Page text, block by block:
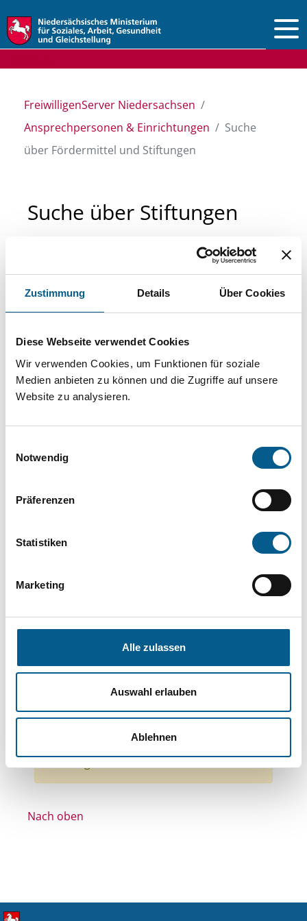
Zustimmung Details Über Cookies
Diese Webseite verwendet Cookies
Wir verwenden Cookies, um Funktionen für soziale
Medien anbieten zu können und die Zugriffe auf unsere
Website zu analysieren.
Notwendig
Präferenzen
Statistiken
Marketing
Alle zulassen
Auswahl erlauben
Ablehnen
FreiwilligenServer Niedersachsen
Ansprechpersonen & Einrichtungen
Suche
über Fördermittel und Stiftungen
Suche über Stiftungen
Sie suchen finanzielle Unterstützung für ein
Projekt oder ein Vorhaben? Hier können Sie
direkt über unsere Fördermitteldatenbank und
Stiftungsdatenbank recherchieren. Bei der
Suche bitte die Groß- und Kleinschreibung
beachten.
können durch die Wahl von Bereichen oder
Bereiche: Stiftungen
Themen: Sonstige
Themen: Wohlfahrtswesen
Themen: Gesundheitswesen
Themen: Denkmalschutz
Stiftungstyp: Lokal tätige Stiftung
Nach oben